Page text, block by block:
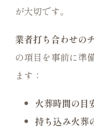
が大切です。
業者打ち合わせの
の項目を事前に準
ます：
火葬時間の目
持ち込み火葬